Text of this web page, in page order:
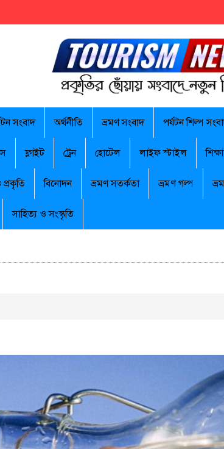
সংবাদ অর্থনীতি ভ্রমণ সংবাদ পর্যটন শিল্প
ফ্লাইট ট্রেন হোটেল লাইফ স্টাইল শিক্ষা
প্রকৃতি বিনোদন ভ্রমণ সতর্কতা ভ্রমণ গল্প
সাহিত্য ও সংস্কৃতি